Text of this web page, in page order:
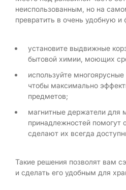
неиспользованным, но на
превратить в очень удобную и
установите выдвижные
бытовой химии, моющих
используйте
чтобы максимально
предметов;
магнитные держатели для
принадлежностей помогут
сделают их всегда
Такие решения позволят вам
и сделать его удобным для